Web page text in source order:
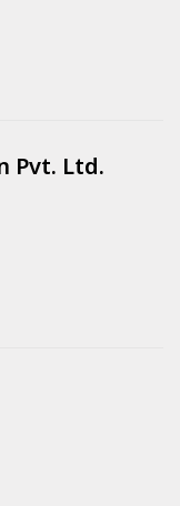
Pvt. Ltd.